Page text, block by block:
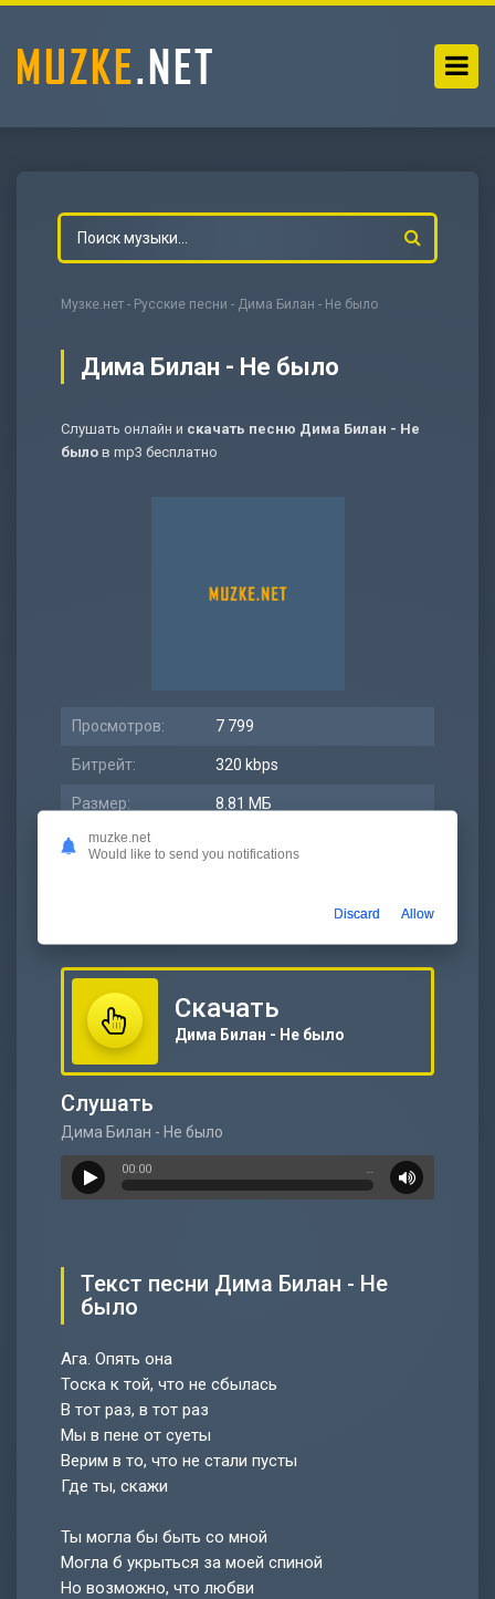
Музке.нет - Русские песни - Дима Билан - Не было
Дима Билан - Не было
Слушать онлайн и скачать песню Дима Билан - Не
было в mp3 бесплатно
Просмотров: 7 799
Битрейт: 320 kbps
Размер: 8.81 МБ
Длительность:
Скачать
Дима Билан - Не было
Слушать
Дима Билан - Не было
00:00 …
Текст песни Дима Билан - Не
было
Ага. Опять она
Тоска к той, что не сбылась
В тот раз, в тот раз
Мы в пене от суеты
Верим в то, что не стали пусты
Где ты, скажи
Ты могла бы быть со мной
Могла б укрыться за моей спиной
Но возможно, что любви
muzke.net
Would like to send you notifications
Discard Allow